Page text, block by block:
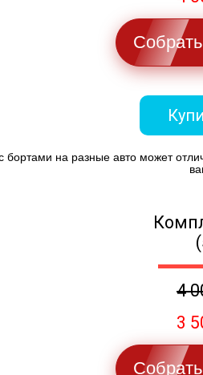
на разные авто может
4
3